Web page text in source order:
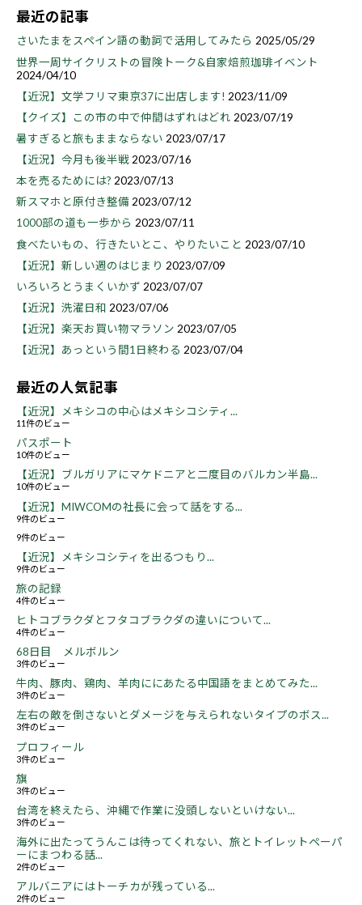
最近の記事
さいたまをスペイン語の動詞で活用してみたら 2025/05/29
世界一周サイクリストの冒険トーク&自家焙煎珈琲イベント
2024/04/10
【近況】文学フリマ東京37に出店します! 2023/11/09
【クイズ】この市の中で仲間はずれはどれ 2023/07/19
暑すぎると旅もままならない 2023/07/17
【近況】今月も後半戦 2023/07/16
本を売るためには? 2023/07/13
新スマホと原付き整備2023/07/12
1000部の道も一歩から 2023/07/11
食べたいもの、行きたいとこ、やりたいこと 2023/07/10
【近況】新しい週のはじまり 2023/07/09
いろいろとうまくいかず 2023/07/07
【近況】洗濯日和 2023/07/06
【近況】楽天お買い物マラソン 2023/07/05
【近況】あっという間1日終わる 2023/07/04
最近の人気記事
【近況】メキシコの中心はメキシコシティ...
11件のビュー
パスポート
10件のビュー
【近況】ブルガリアにマケドニアと二度目のバルカン半島...
10件のビュー
【近況】MIWCOMの社長に会って話をする...
9件のビュー
9件のビュー
【近況】メキシコシティを出るつもり...
9件のビュー
旅の記録
4件のビュー
ヒトコブラクダとフタコブラクダの違いについて...
4件のビュー
68日目 メルボルン
3件のビュー
牛肉、豚肉、鶏肉、羊肉ににあたる中国語をまとめてみた...
3件のビュー
左右の敵を倒さないとダメージを与えられないタイプのボス...
3件のビュー
プロフィール
3件のビュー
旗
3件のビュー
台湾を終えたら、沖縄で作業に没頭しないといけない...
3件のビュー
海外に出たってうんこは待ってくれない、旅とトイレットペーパ
ーにまつわる話...
2件のビュー
アルバニアにはトーチカが残っている...
2件のビュー